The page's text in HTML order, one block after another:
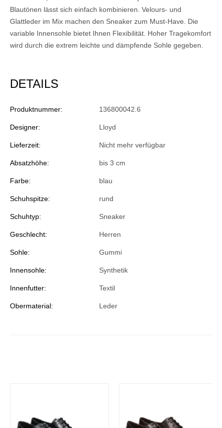
Blautönen lässt sich einfach kombinieren. Velours- und
Glattleder im Mix machen den Sneaker zum Must-Have. Die
variable Innensohle bietet Ihnen Flexibilität. Hoher Tragekomfort
wird durch die extrem leichte und dämpfende Sohle gegeben.
DETAILS
Produktnummer: 136800042.6
Designer: Lloyd
Lieferzeit: Nicht mehr verfügbar
Absatzhöhe: bis 3 cm
Farbe: blau
Schuhspitze: rund
Schuhtyp: Sneaker
Geschlecht: Herren
Sohle: Gummi
Innensohle: Synthetik
Innenfutter: Textil
Obermaterial: Leder